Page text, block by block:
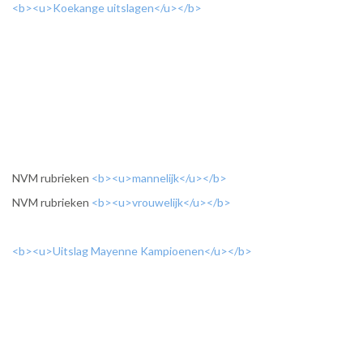
<b><u>Koekange uitslagen</u></b>
NVM rubrieken <b><u>mannelijk</u></b>
NVM rubrieken <b><u>vrouwelijk</u></b>
<b><u>Uitslag Mayenne Kampioenen</u></b>